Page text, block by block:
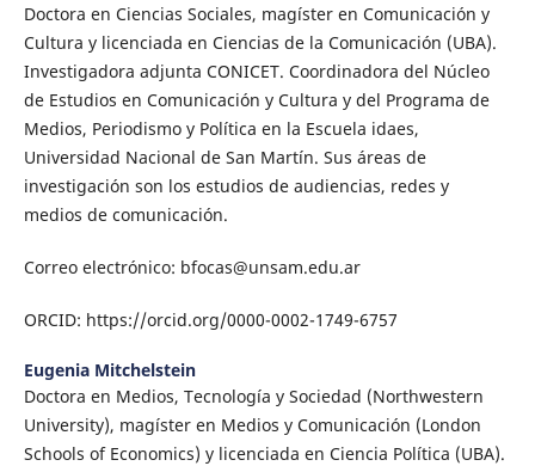
Doctora en Ciencias Sociales, magíster en Comunicación y
Cultura y licenciada en Ciencias de la Comunicación (UBA).
Investigadora adjunta CONICET. Coordinadora del Núcleo
de Estudios en Comunicación y Cultura y del Programa de
Medios, Periodismo y Política en la Escuela idaes,
Universidad Nacional de San Martín. Sus áreas de
investigación son los estudios de audiencias, redes y
medios de comunicación.
Correo electrónico: bfocas@unsam.edu.ar
ORCID: https://orcid.org/0000-0002-1749-6757
Eugenia Mitchelstein
Doctora en Medios, Tecnología y Sociedad (Northwestern
University), magíster en Medios y Comunicación (London
Schools of Economics) y licenciada en Ciencia Política (UBA).